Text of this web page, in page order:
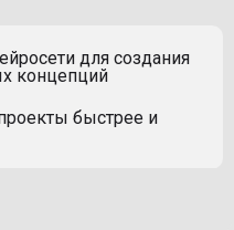
для создания
концепций
быстрее и